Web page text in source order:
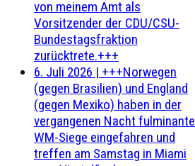
von meinem Amt als
Vorsitzender der CDU/CSU-
Bundestagsfraktion
zurücktrete.+++
6. Juli 2026 | +++Norwegen
(gegen Brasilien) und England
(gegen Mexiko) haben in der
vergangenen Nacht fulminante
WM-Siege eingefahren und
treffen am Samstag in Miami